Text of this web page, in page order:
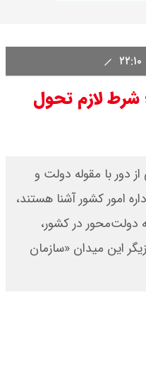
شرط لازم تحول
دور با مقوله دولت و
امور کشور آشنا هستند،
دولت‌محور در کشور،
این میدان «سازمان